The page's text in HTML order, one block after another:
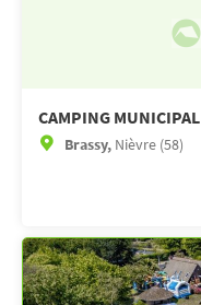
CAMPING MUNICIPAL
Brassy, Nièvre (58)